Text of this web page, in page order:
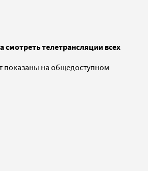
смотреть телетрансляции всех
показаны на общедоступном